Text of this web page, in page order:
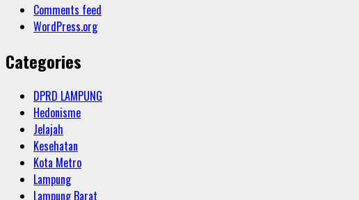
Comments feed
WordPress.org
Categories
DPRD LAMPUNG
Hedonisme
Jelajah
Kesehatan
Kota Metro
Lampung
Lampung Barat